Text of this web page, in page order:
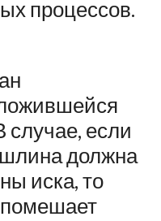
процессов.
случае, если
должна
иска, то